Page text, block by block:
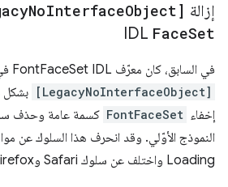
إزالة NoInterfaceObject]
FaceSet
في السابق، كان معرّف FontFaceSet IDL في Chromium يستخدم
[LegacyNoInterfaceObject] بشكل
إخفاء FontFaceSet كسمة عامة وحذف سمة
Loading واختلف عن سلوك Safari وFirefox.